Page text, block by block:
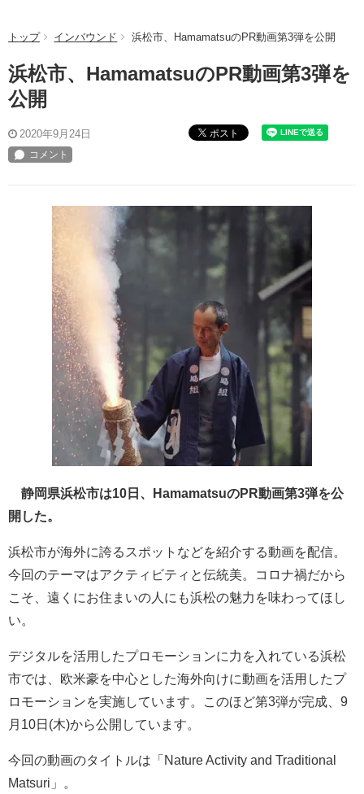
トップ インバウンド 浜松市、HamamatsuのPR動画第3弾を公開
浜松市、HamamatsuのPR動画第3弾を
公開
2020年9月24日 ポスト
静岡県浜松市は10日、HamamatsuのPR動画第3弾を公
開した。
浜松市が海外に誇るスポットなどを紹介する動画を配信。
今回のテーマはアクティビティと伝統美。コロナ禍だから
こそ、遠くにお住まいの人にも浜松の魅力を味わってほし
い。
デジタルを活用したプロモーションに力を入れている浜松
市では、欧米豪を中心とした海外向けに動画を活用したプ
ロモーションを実施しています。このほど第3弾が完成、9
月10日(木)から公開しています。
今回の動画のタイトルは「Nature Activity and Traditional
Matsuri」。